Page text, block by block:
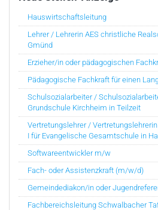
Hauswirtschaftsleitung
Lehrer / Lehrerin AES christliche
Gmünd
Erzieher/in oder pädagogischen
Pädagogische Fachkraft für einen
Schulsozialarbeiter /
Grundschule Kirchheim in Teilzeit
Vertretungslehrer /
I für Evangelische Gesamtschule in
Softwareentwickler m/w
Fach- oder Assistenzkraft (m/w/d)
Gemeindediakon/in oder
Fachbereichsleitung Schwalbacher